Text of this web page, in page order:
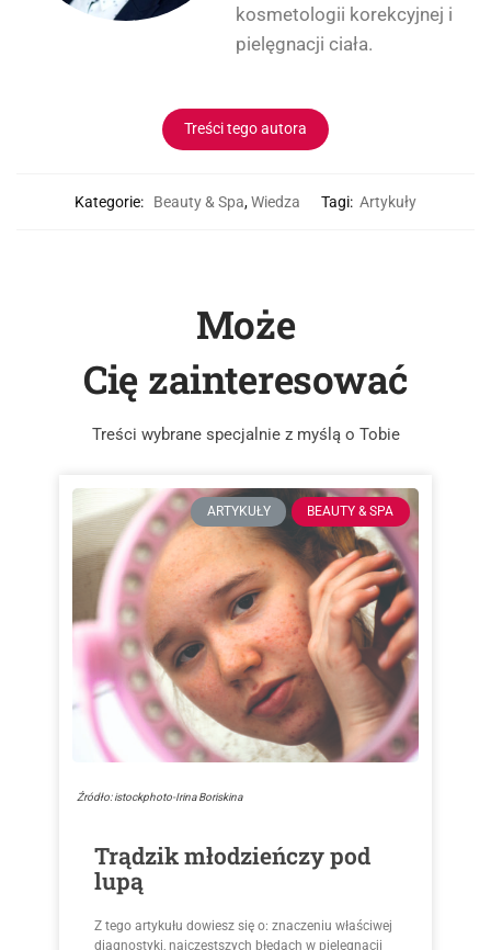
kosmetologii korekcyjnej i
pielęgnacji ciała.
Treści tego autora
Kategorie: Beauty & Spa,Wiedza Tagi: Artykuły
Może
Cię zainteresować
Treści wybrane specjalnie z myślą o Tobie
ARTYKUŁY BEAUTY & SPA
Źródło: istockphoto-Irina Boriskina
Trądzik młodzieńczy pod
lupą
Z tego artykułu dowiesz się o: znaczeniu właściwej
diagnostyki, najczęstszych błędach w pielęgnacji